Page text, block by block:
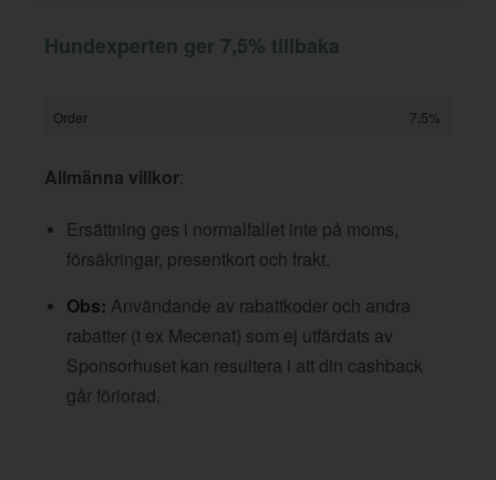
Hundexperten ger 7,5% tillbaka
Order 7,5%
Allmänna villkor:
Ersättning ges i normalfallet inte på moms,
försäkringar, presentkort och frakt.
Obs: Användande av rabattkoder och andra
rabatter (t ex Mecenat) som ej utfärdats av
Sponsorhuset kan resultera i att din cashback
går förlorad.